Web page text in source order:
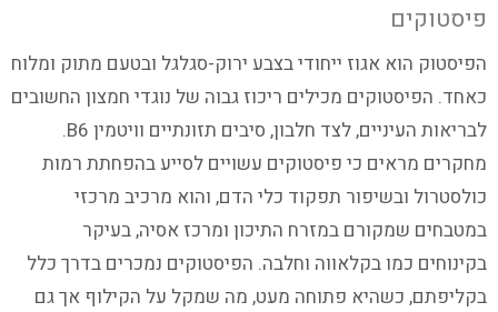
פיסטוקים
הפיסטוק הוא אגוז ייחודי בצבע ירוק-סגלגל ובטעם מתוק ומלוח
כאחד. הפיסטוקים מכילים ריכוז גבוה של נוגדי חמצון החשובים
לבריאות העיניים, לצד חלבון, סיבים תזונתיים וויטמין B6.
מחקרים מראים כי פיסטוקים עשויים לסייע בהפחתת רמות
כולסטרול ובשיפור תפקוד כלי הדם, והוא מרכיב מרכזי
במטבחים שמקורם במזרח התיכון ומרכז אסיה, בעיקר
בקינוחים כמו בקלאווה וחלבה. הפיסטוקים נמכרים בדרך כלל
בקליפתם, כשהיא פתוחה מעט, מה שמקל על הקילוף אך גם